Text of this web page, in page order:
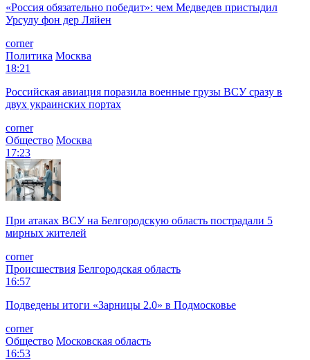
«Россия обязательно победит»: чем Медведев пристыдил
Урсулу фон дер Ляйен
corner
Политика Москва
18:21
Российская авиация поразила военные грузы ВСУ сразу в
двух украинских портах
corner
Общество Москва
17:23
При атаках ВСУ на Белгородскую область пострадали 5
мирных жителей
corner
Происшествия Белгородская область
16:57
Подведены итоги «Зарницы 2.0» в Подмосковье
corner
Общество Московская область
16:53